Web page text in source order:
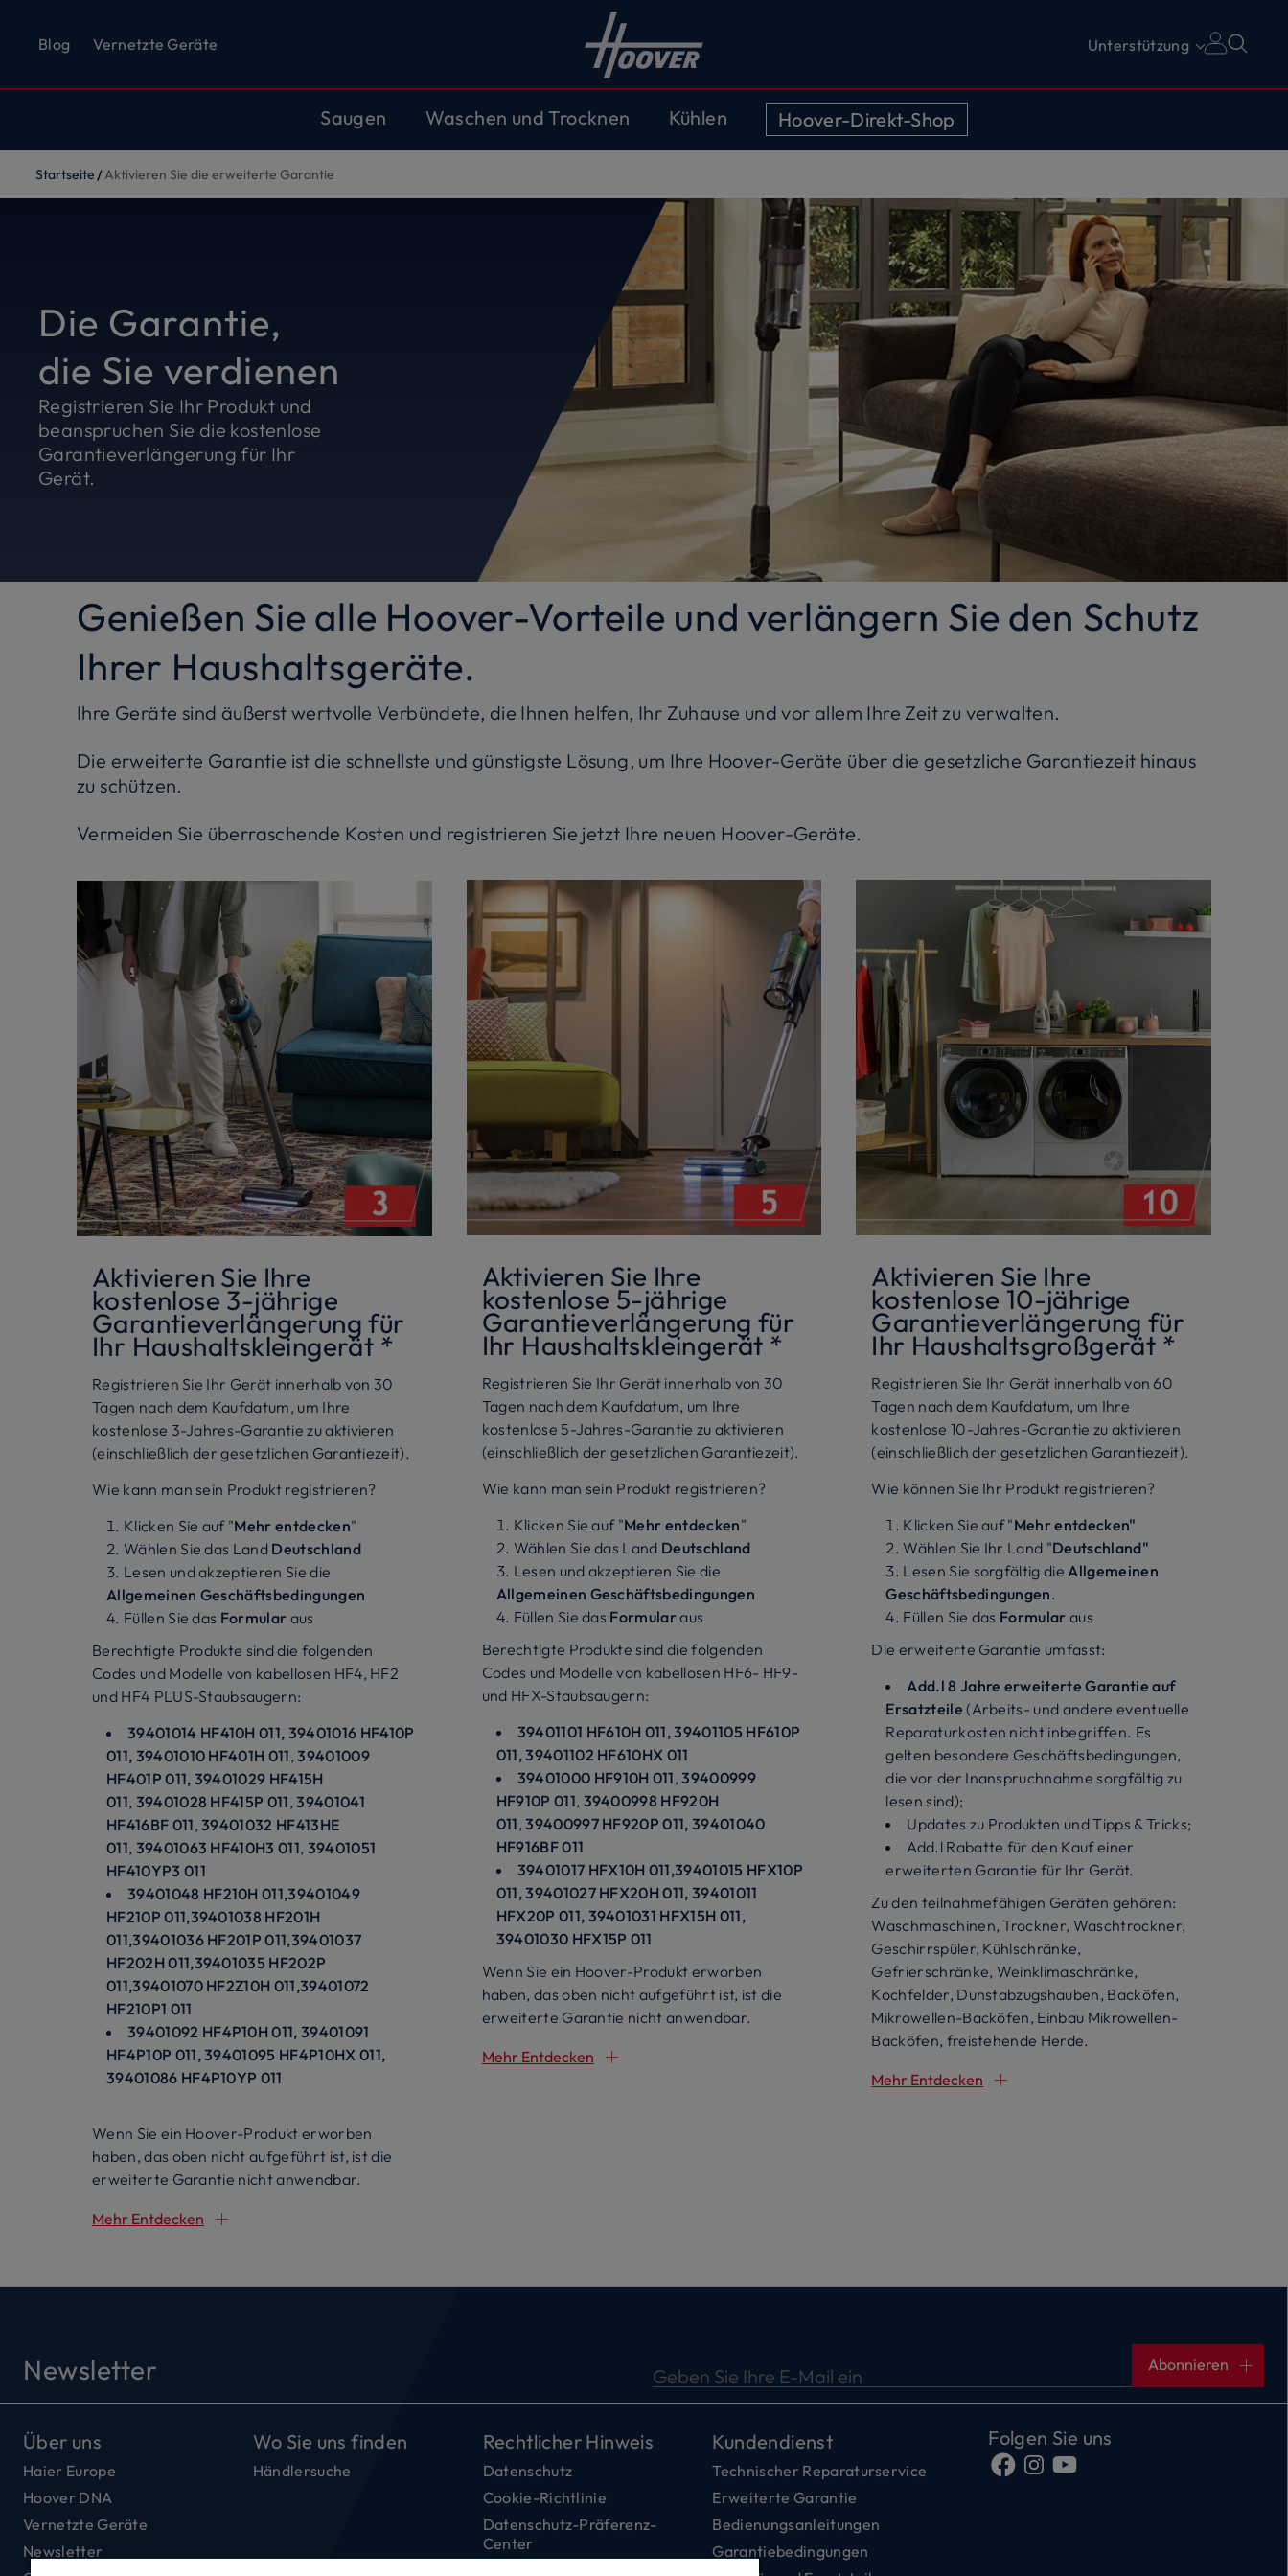
Blog Vernetzte Geräte Unterstützung
Saugen Waschen und Trocknen Kühlen Hoover-Direkt-Shop
Startseite Aktivieren Sie die erweiterte Garantie
Die Garantie,
die Sie verdienen
Registrieren Sie Ihr Produkt und
beanspruchen Sie die kostenlose
Garantieverlängerung für Ihr
Gerät.
Genießen Sie alle Hoover-Vorteile und verlängern Sie den Schutz
Ihrer Haushaltsgeräte.
Ihre Geräte sind äußerst wertvolle Verbündete, die Ihnen helfen, Ihr Zuhause und vor allem Ihre Zeit zu verwalten.
Die erweiterte Garantie ist die schnellste und günstigste Lösung, um Ihre Hoover-Geräte über die gesetzliche Garantiezeit hinaus
zu schützen.
Vermeiden Sie überraschende Kosten und registrieren Sie jetzt Ihre neuen Hoover-Geräte.
Aktivieren Sie Ihre
kostenlose 3-jährige
Garantieverlängerung für
Ihr Haushaltskleingerät *
Registrieren Sie Ihr Gerät innerhalb von 30
Tagen nach dem Kaufdatum, um Ihre
kostenlose 3-Jahres-Garantie zu aktivieren
(einschließlich der gesetzlichen Garantiezeit).
Wie kann man sein Produkt registrieren?
Klicken Sie auf "Mehr entdecken"
Wählen Sie das Land Deutschland
Lesen und akzeptieren Sie die
Allgemeinen Geschäftsbedingungen
Füllen Sie das Formular aus
Berechtigte Produkte sind die folgenden
Codes und Modelle von kabellosen HF4, HF2
und HF4 PLUS-Staubsaugern:
39401014 HF410H 011, 39401016 HF410P
011, 39401010 HF401H 011,39401009
HF401P 011, 39401029 HF415H
011, 39401028 HF415P 011,39401041
HF416BF 011,39401032 HF413HE
011, 39401063 HF410H3 011, 39401051
HF410YP3 011
39401048 HF210H 011,39401049
HF210P 011,39401038 HF201H
011,39401036 HF201P 011,39401037
HF202H 011,39401035 HF202P
011,39401070 HF2Z10H 011,39401072
HF210P1 011
39401092 HF4P10H 011, 39401091
HF4P10P 011, 39401095 HF4P10HX 011,
39401086 HF4P10YP 011
Wenn Sie ein Hoover-Produkt erworben
haben, das oben nicht aufgeführt ist, ist die
erweiterte Garantie nicht anwendbar.
Mehr Entdecken
Aktivieren Sie Ihre
kostenlose 5-jährige
Garantieverlängerung für
Ihr Haushaltskleingerät *
Registrieren Sie Ihr Gerät innerhalb von 30
Tagen nach dem Kaufdatum, um Ihre
kostenlose 5-Jahres-Garantie zu aktivieren
(einschließlich der gesetzlichen Garantiezeit).
Wie kann man sein Produkt registrieren?
Klicken Sie auf "Mehr entdecken"
Wählen Sie das Land Deutschland
Lesen und akzeptieren Sie die
Allgemeinen Geschäftsbedingungen
Füllen Sie das Formularaus
Berechtigte Produkte sind die folgenden
Codes und Modelle von kabellosen HF6- HF9-
und HFX-Staubsaugern:
39401101 HF610H 011, 39401105 HF610P
011, 39401102 HF610HX 011
39401000 HF910H 011,39400999
HF910P 011, 39400998 HF920H
011,39400997 HF920P 011, 39401040
HF916BF 011
39401017 HFX10H 011,39401015 HFX10P
011, 39401027 HFX20H 011, 39401011
HFX20P 011, 39401031 HFX15H 011,
39401030 HFX15P 011
Wenn Sie ein Hoover-Produkt erworben
haben, das oben nicht aufgeführt ist, ist die
erweiterte Garantie nicht anwendbar.
Mehr Entdecken
Aktivieren Sie Ihre
kostenlose 10-jährige
Garantieverlängerung für
Ihr Haushaltsgroßgerät *
Registrieren Sie Ihr Gerät innerhalb von 60
Tagen nach dem Kaufdatum, um Ihre
kostenlose 10-Jahres-Garantie zu aktivieren
(einschließlich der gesetzlichen Garantiezeit).
Wie können Sie Ihr Produkt registrieren?
Klicken Sie auf "Mehr entdecken"
Wählen Sie Ihr Land "Deutschland"
Lesen Sie sorgfältig die Allgemeinen
Geschäftsbedingungen.
Füllen Sie das Formularaus
Die erweiterte Garantie umfasst:
Add.l 8 Jahre erweiterte Garantie auf
Ersatzteile (Arbeits- und andere eventuelle
Reparaturkosten nicht inbegriffen. Es
gelten besondere Geschäftsbedingungen,
die vor der Inanspruchnahme sorgfältig zu
lesen sind);
Updates zu Produkten und Tipps & Tricks;
Add.l Rabatte für den Kauf einer
erweiterten Garantie für Ihr Gerät.
Zu den teilnahmefähigen Geräten gehören:
Waschmaschinen, Trockner, Waschtrockner,
Geschirrspüler, Kühlschränke,
Gefrierschränke, Weinklimaschränke,
Kochfelder, Dunstabzugshauben, Backöfen,
Mikrowellen-Backöfen, Einbau Mikrowellen-
Backöfen, freistehende Herde.
Mehr Entdecken
Newsletter Geben Sie Ihre E-Mail ein Abonnieren
Über uns
Haier Europe
Hoover DNA
Vernetzte Geräte
Newsletter
Wo Sie uns finden
Händlersuche
Rechtlicher Hinweis
Datenschutz
Cookie-Richtlinie
Datenschutz-Präferenz-
Center
Kundendienst
Technischer Reparaturservice
Erweiterte Garantie
Bedienungsanleitungen
Garantiebedingungen
Folgen Sie uns